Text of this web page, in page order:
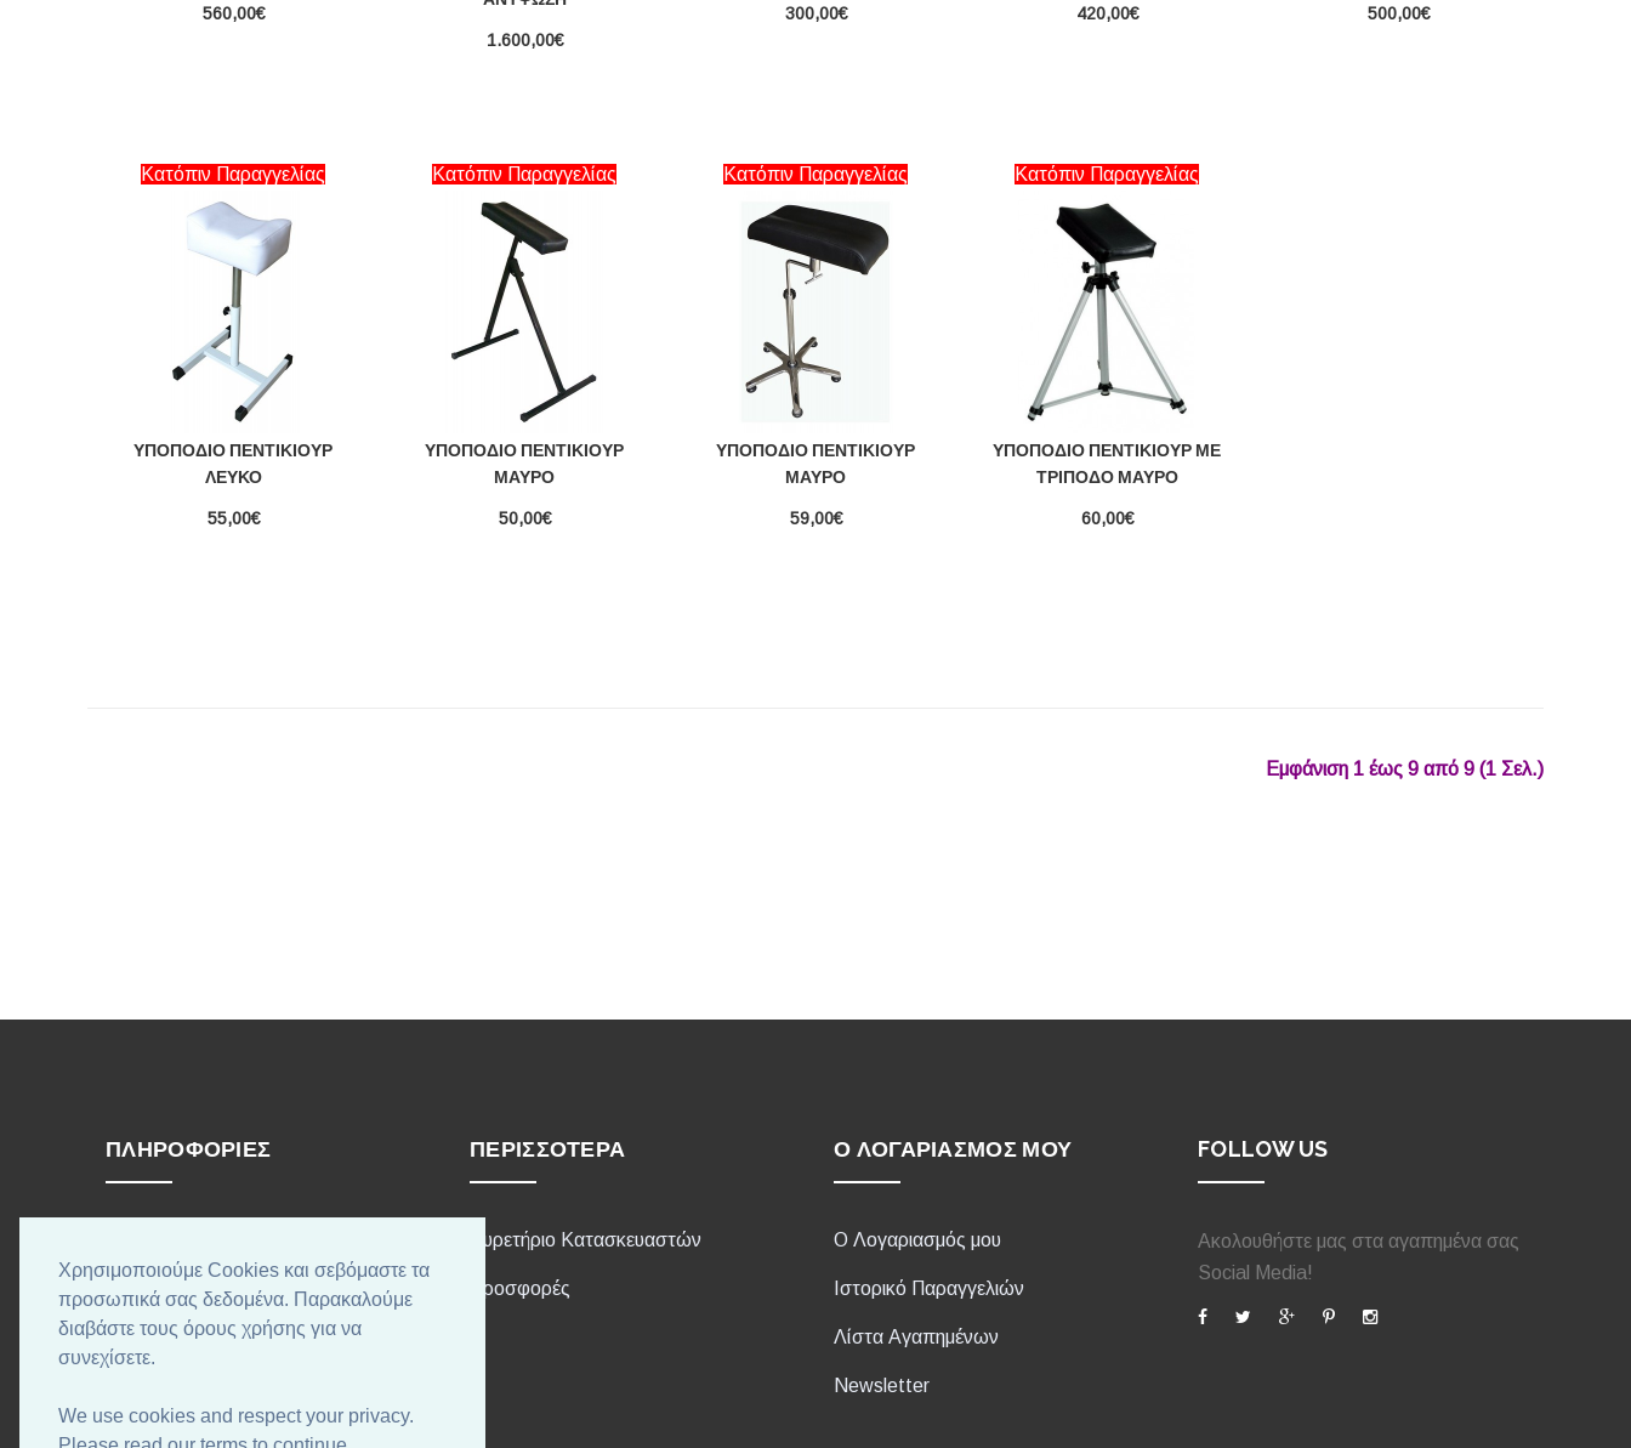
Χρησιμοποιούμε Cookies και σεβόμαστε τα
προσωπικά σας δεδομένα. Παρακαλούμε
διαβάστε τους όρους χρήσης για να
συνεχίσετε.
We use cookies and respect your privacy.
560,00€
1.600,00€
300,00€ 420,00€ 500,00€
Κατόπιν Παραγγελίας
ΥΠΟΠΌΔΙΟ ΠΕΝΤΙΚΙΟΎΡ
ΛΕΥΚΌ
55,00€
Κατόπιν Παραγγελίας
ΥΠΟΠΌΔΙΟ ΠΕΝΤΙΚΙΟΎΡ
ΜΑΎΡΟ
50,00€
Κατόπιν Παραγγελίας
ΥΠΟΠΌΔΙΟ ΠΕΝΤΙΚΙΟΎΡ
ΜΑΎΡΟ
59,00€
Κατόπιν Παραγγελίας
ΥΠΟΠΌΔΙΟ ΠΕΝΤΙΚΙΟΎΡ ΜΕ
ΤΡΊΠΟΔΟ ΜΑΎΡΟ
60,00€
Εμφάνιση 1 έως 9 από 9 (1 Σελ.)‎
ΠΛΗΡΟΦΟΡΊΕΣ
Τρόποι Πληρωμής
Όροι χρήσης
Χάρτης Ιστότοπου
ΠΕΡΙΣΣΌΤΕΡΑ
Ευρετήριο Κατασκευαστών
Προσφορές
Ο ΛΟΓΑΡΙΑΣΜΌΣ ΜΟΥ
Ο Λογαριασμός μου
Ιστορικό Παραγγελιών
Λίστα Αγαπημένων
Newsletter
FOLLOW US
Ακολουθήστε μας στα αγαπημένα σας
Social Media!